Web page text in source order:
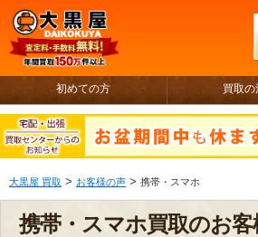
初めての方 買取の
大黒屋 買取 > お客様の声 > 携帯・スマホ
携帯・スマホ買取のお客